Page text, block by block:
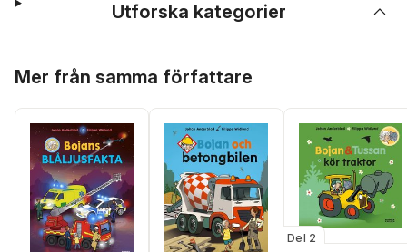
Utforska kategorier
Mer från samma författare
Del 2